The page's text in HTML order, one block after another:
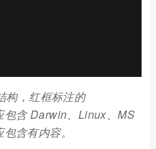
构，红框标注的
包含 Darwin、Linux、MS
含有内容。